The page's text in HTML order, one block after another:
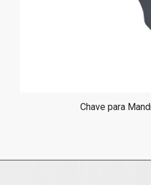
Chave para